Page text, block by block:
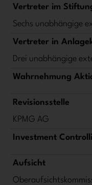
Vertreter im
Sechs unabhängige
Vertreter in
Drei unabhängige
Wahrnehmung
Revisionsstelle
KPMG AG
Investment
Aufsicht